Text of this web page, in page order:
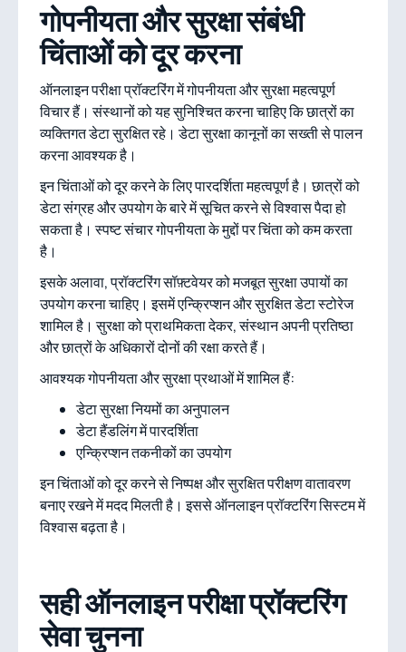
गोपनीयता और सुरक्षा संबंधी
चिंताओं को दूर करना
ऑनलाइन परीक्षा प्रॉक्टरिंग में गोपनीयता और सुरक्षा महत्वपूर्ण
विचार हैं। संस्थानों को यह सुनिश्चित करना चाहिए कि छात्रों का
व्यक्तिगत डेटा सुरक्षित रहे। डेटा सुरक्षा कानूनों का सख्ती से पालन
करना आवश्यक है।
इन चिंताओं को दूर करने के लिए पारदर्शिता महत्वपूर्ण है। छात्रों को
डेटा संग्रह और उपयोग के बारे में सूचित करने से विश्वास पैदा हो
सकता है। स्पष्ट संचार गोपनीयता के मुद्दों पर चिंता को कम करता
है।
इसके अलावा, प्रॉक्टरिंग सॉफ़्टवेयर को मजबूत सुरक्षा उपायों का
उपयोग करना चाहिए। इसमें एन्क्रिप्शन और सुरक्षित डेटा स्टोरेज
शामिल है। सुरक्षा को प्राथमिकता देकर, संस्थान अपनी प्रतिष्ठा
और छात्रों के अधिकारों दोनों की रक्षा करते हैं।
आवश्यक गोपनीयता और सुरक्षा प्रथाओं में शामिल हैं:
डेटा सुरक्षा नियमों का अनुपालन
डेटा हैंडलिंग में पारदर्शिता
एन्क्रिप्शन तकनीकों का उपयोग
इन चिंताओं को दूर करने से निष्पक्ष और सुरक्षित परीक्षण वातावरण
बनाए रखने में मदद मिलती है। इससे ऑनलाइन प्रॉक्टरिंग सिस्टम में
विश्वास बढ़ता है।
सही ऑनलाइन परीक्षा प्रॉक्टरिंग
सेवा चुनना